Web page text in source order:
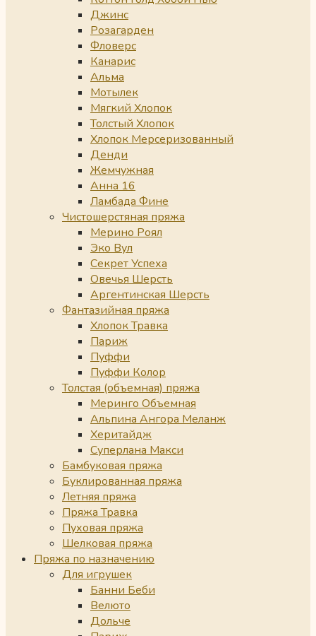
Джинс
Розагарден
Фловерс
Канарис
Альма
Мотылек
Мягкий Хлопок
Толстый Хлопок
Хлопок Мерсеризованный
Денди
Жемчужная
Анна 16
Ламбада Фине
Чистошерстяная пряжа
Мерино Роял
Эко Вул
Секрет Успеха
Овечья Шерсть
Аргентинская Шерсть
Фантазийная пряжа
Хлопок Травка
Париж
Пуффи
Пуффи Колор
Толстая (объемная) пряжа
Меринго Объемная
Альпина Ангора Меланж
Херитайдж
Суперлана Макси
Бамбуковая пряжа
Буклированная пряжа
Летняя пряжа
Пряжа Травка
Пуховая пряжа
Шелковая пряжа
Пряжа по назначению
Для игрушек
Банни Беби
Велюто
Дольче